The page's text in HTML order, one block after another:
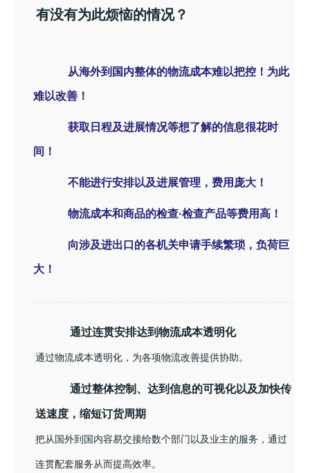
有没有为此烦恼的情况？
从海外到国内整体的物流成本难以把控！为此
难以改善！
获取日程及进展情况等想了解的信息很花时
间！
不能进行安排以及进展管理，费用庞大！
物流成本和商品的检查·检查产品等费用高！
向涉及进出口的各机关申请手续繁琐，负荷巨
大！
通过连贯安排达到物流成本透明化
通过物流成本透明化，为各项物流改善提供协助。
通过整体控制、达到信息的可视化以及加快传
送速度，缩短订货周期
把从国外到国内容易交接给数个部门以及业主的服务，通过
连贯配套服务从而提高效率。